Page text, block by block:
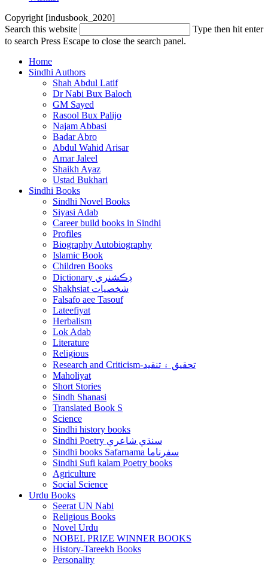
Copyright [indusbook_2020]
Search this website
Type then hit enter
to search Press Escape to close the search panel.
Home
Sindhi Authors
Shah Abdul Latif
Dr Nabi Bux Baloch
GM Sayed
Rasool Bux Palijo
Najam Abbasi
Badar Abro
Abdul Wahid Arisar
Amar Jaleel
Shaikh Ayaz
Ustad Bukhari
Sindhi Books
Sindhi Novel Books
Siyasi Adab
Career build books in Sindhi
Profiles
Biography Autobiography
Islamic Book
Children Books
Dictionary ڊڪشنري
Shakhsiat شخصيات
Falsafo aee Tasouf
Lateefiyat
Herbalism
Lok Adab
Literature
Religious
Research and Criticism-تحقيق ۽ تنقيد
Maholiyat
Short Stories
Sindh Shanasi
Translated Book S
Science
Sindhi history books
Sindhi Poetry سنڌي شاعري
Sindhi books Safarnama سفرناما
Sindhi Sufi kalam Poetry books
Agriculture
Social Science
Urdu Books
Seerat UN Nabi
Religious Books
Novel Urdu
NOBEL PRIZE WINNER BOOKS
History-Tareekh Books
Personality